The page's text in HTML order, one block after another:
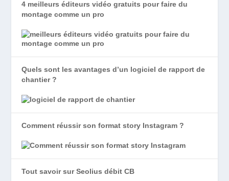
4 meilleurs éditeurs vidéo gratuits pour faire du
montage comme un pro
Quels sont les avantages d’un logiciel de rapport de
chantier ?
Comment réussir son format story Instagram ?
Tout savoir sur Seolius débit CB